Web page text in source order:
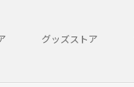
グッズストア